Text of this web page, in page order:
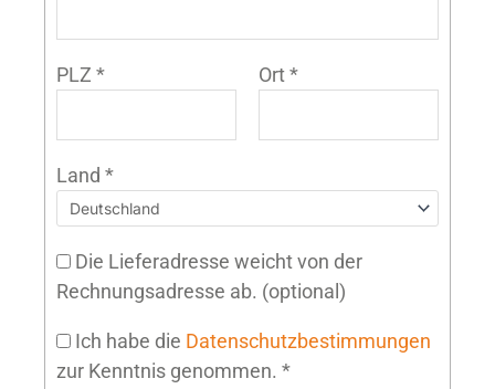
PLZ * Ort*
Land *
Die Lieferadresse weicht von der
Rechnungsadresse ab. (optional)
Ich habe die Datenschutzbestimmungen
zur Kenntnis genommen. *